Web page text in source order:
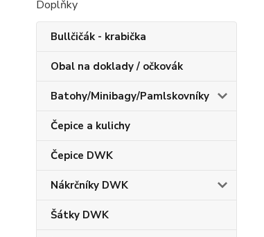
Doplňky
Bullčičák - krabička
Obal na doklady / očkovák
Batohy/Minibagy/Pamlskovníky
Čepice a kulichy
Čepice DWK
Nákrčníky DWK
Šátky DWK